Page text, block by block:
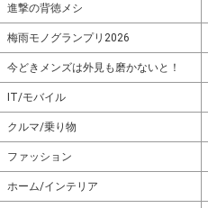
進撃の背徳メシ
梅雨モノグランプリ2026
今どきメンズは外見も磨かないと！
IT/モバイル
クルマ/乗り物
ファッション
ホーム/インテリア